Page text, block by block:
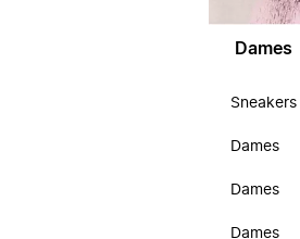
Dames
Sneakers
Dames
Dames
Dames